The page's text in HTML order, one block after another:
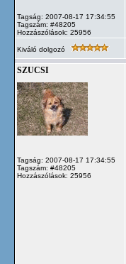
Tagság: 2007-08-17 17:34:55
Tagszám: #48205
Hozzászólások: 25956
Kiváló dolgozó
SZUCSI
Tagság: 2007-08-17 17:34:55
Tagszám: #48205
Hozzászólások: 25956